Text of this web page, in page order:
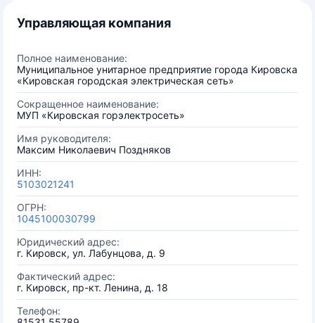
Управляющая компания
Полное наименование:
Муниципальное унитарное предприятие города Кировска
«Кировская городская электрическая сеть»
Сокращенное наименование:
МУП «Кировская горэлектросеть»
Имя руководителя:
Максим Николаевич Поздняков
ИНН:
5103021241
ОГРН:
1045100030799
Юридический адрес:
г. Кировск, ул. Лабунцова, д. 9
Фактический адрес:
г. Кировск, пр-кт. Ленина, д. 18
Телефон: